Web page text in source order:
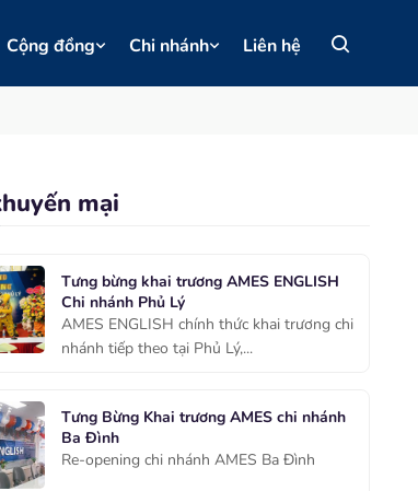
Cộng đồng Chi nhánh Liên hệ
mại
Tưng bừng khai trương AMES ENGLISH
Chi nhánh Phủ Lý
AMES ENGLISH chính thức khai trương chi
nhánh tiếp theo tại Phủ Lý,...
Tưng Bừng Khai trương AMES chi nhánh
Ba Đình
Re-opening chi nhánh AMES Ba Đình